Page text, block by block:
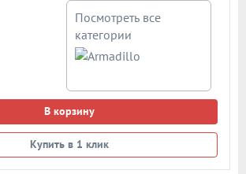
Посмотреть все
категории
В корзину
Купить в 1 клик